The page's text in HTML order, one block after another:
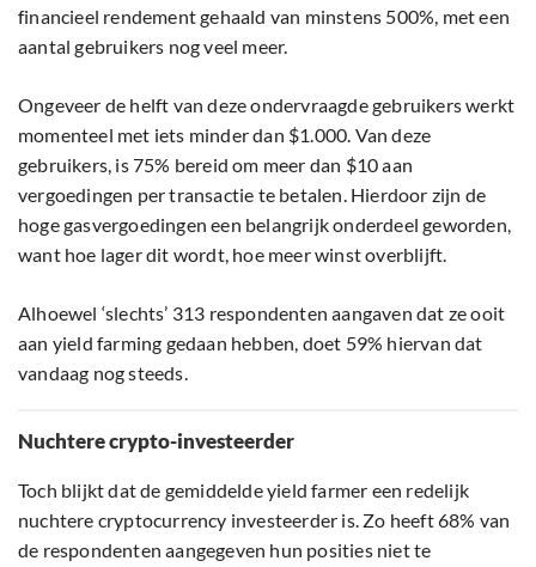
financieel rendement gehaald van minstens 500%, met een
aantal gebruikers nog veel meer.
Ongeveer de helft van deze ondervraagde gebruikers werkt
momenteel met iets minder dan $1.000. Van deze
gebruikers, is 75% bereid om meer dan $10 aan
vergoedingen per transactie te betalen. Hierdoor zijn de
hoge gasvergoedingen een belangrijk onderdeel geworden,
want hoe lager dit wordt, hoe meer winst overblijft.
Alhoewel ‘slechts’ 313 respondenten aangaven dat ze ooit
aan yield farming gedaan hebben, doet 59% hiervan dat
vandaag nog steeds.
Nuchtere crypto-investeerder
Toch blijkt dat de gemiddelde yield farmer een redelijk
nuchtere cryptocurrency investeerder is. Zo heeft 68% van
de respondenten aangegeven hun posities niet te